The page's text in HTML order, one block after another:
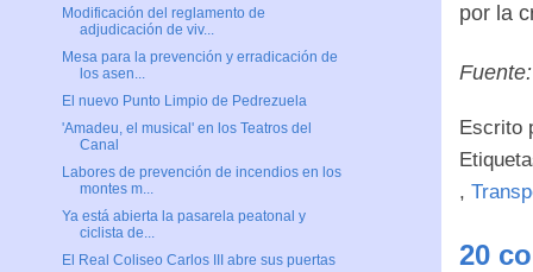
por la
Escrito
,
20
Modificación del reglamento de
adjudicación de viv...
Mesa para la prevención y erradicación de
los asen...
El nuevo Punto Limpio de Pedrezuela
'Amadeu, el musical' en los Teatros del
Canal
Labores de prevención de incendios en los
montes m...
Ya está abierta la pasarela peatonal y
ciclista de...
El Real Coliseo Carlos III abre sus puertas